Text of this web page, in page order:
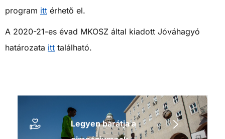
program itt érhető el.
A 2020-21-es évad MKOSZ által kiadott Jóváhagyó
határozata itt található.
Legyen barátja a